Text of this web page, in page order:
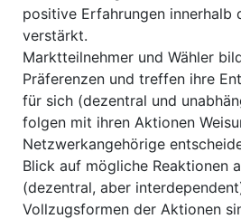
positive Erfahrungen innerhalb
verstärkt.
Marktteilnehmer und Wähler
Präferenzen und treffen ihre
für sich (dezentral und
folgen mit ihren Aktionen
Netzwerkangehörige
Blick auf mögliche Reaktionen
(dezentral, aber
Vollzugsformen der Aktionen